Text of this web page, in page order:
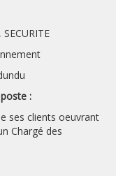
:
ses clients oeuvrant
Chargé des